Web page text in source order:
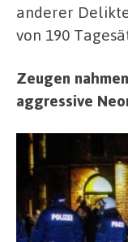
anderer
von 190
Zeugen
aggressive